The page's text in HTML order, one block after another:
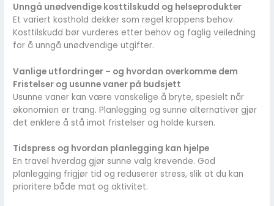
Unngå unødvendige kosttilskudd og helseprodukter
Et variert kosthold dekker som regel kroppens behov.
Kosttilskudd bør vurderes etter behov og faglig veiledning
for å unngå unødvendige utgifter.
Vanlige utfordringer – og hvordan overkomme dem
Fristelser og usunne vaner på budsjett
Usunne vaner kan være vanskelige å bryte, spesielt når
økonomien er trang. Planlegging og sunne alternativer gjør
det enklere å stå imot fristelser og holde kursen.
Tidspress og hvordan planlegging kan hjelpe
En travel hverdag gjør sunne valg krevende. God
planlegging frigjør tid og reduserer stress, slik at du kan
prioritere både mat og aktivitet.